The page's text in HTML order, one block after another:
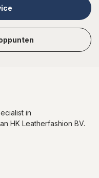
in
HK Leatherfashion BV.